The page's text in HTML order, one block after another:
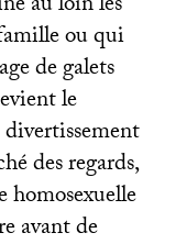
ou qui
de galets
le
des regards,
homosexuelle
avant de